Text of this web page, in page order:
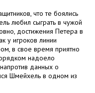
что те боялись
любил сыграть в чужой
достижения Петера в
у игроков линии
в свое время приятно
надоело
данных о
Шмейхель в одном из